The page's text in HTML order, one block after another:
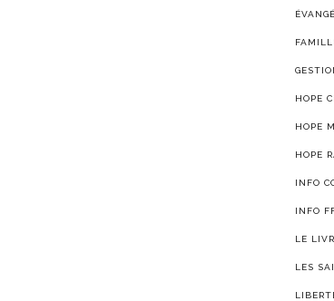
HOPE
HOPE
HOPE
INFO
INFO
LE
LES